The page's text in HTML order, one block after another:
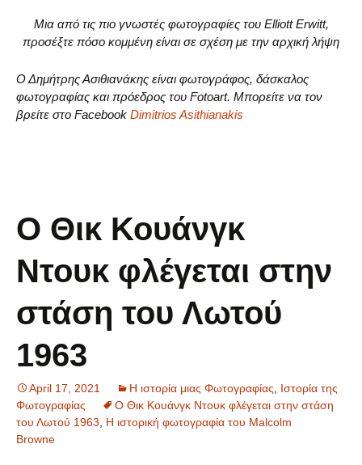
Μια από τις πιο γνωστές φωτογραφίες του Elliott Erwitt,
προσέξτε πόσο κομμένη είναι σε σχέση με την αρχική λήψη
Ο Δημήτρης Ασιθιανάκης είναι φωτογράφος, δάσκαλος
φωτογραφίας και πρόεδρος του Fotoart. Μπορείτε να τον
βρείτε στο Facebook Dimitrios Asithianakis
O Θικ Κουάνγκ
Ντουκ φλέγεται στην
στάση του Λωτού
1963
April 17, 2021 Η ιστορία μιας Φωτογραφίας
Ιστορία της
Φωτογραφίας
O Θικ Κουάνγκ Ντουκ φλέγεται στην στάση
του Λωτού 1963
Η ιστορική φωτογραφία του Malcolm
Browne